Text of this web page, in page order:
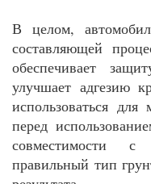
В целом,
составляющей
обеспечивает
улучшает адгезию
использоваться
перед
совместимости
правильный тип